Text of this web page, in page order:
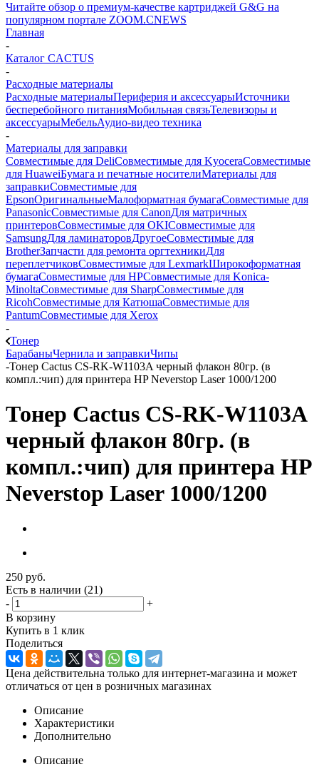
Читайте обзор о премиум-качестве картриджей G&G на
популярном портале ZOOM.CNEWS
Главная
-
Каталог CACTUS
-
Расходные материалы
Расходные материалыПериферия и аксессуарыИсточники
бесперебойного питанияМобильная связьТелевизоры и
аксессуарыМебельАудио-видео техника
-
Материалы для заправки
Совместимые для DeliСовместимые для KyoceraСовместимые
для HuaweiБумага и печатные носителиМатериалы для
заправкиСовместимые для
EpsonОригинальныеМалоформатная бумагаСовместимые для
PanasonicСовместимые для CanonДля матричных
принтеровСовместимые для OKIСовместимые для
SamsungДля ламинаторовДругоеСовместимые для
BrotherЗапчасти для ремонта оргтехникиДля
переплетчиковСовместимые для LexmarkШирокоформатная
бумагаСовместимые для HPСовместимые для Konica-
MinoltaСовместимые для SharpСовместимые для
RicohСовместимые для КатюшаСовместимые для
PantumСовместимые для Xerox
-
Тонер
БарабаныЧернила и заправкиЧипы
-Тонер Cactus CS-RK-W1103A черный флакон 80гр. (в
компл.:чип) для принтера HP Neverstop Laser 1000/1200
Тонер Cactus CS-RK-W1103A
черный флакон 80гр. (в
компл.:чип) для принтера HP
Neverstop Laser 1000/1200
250 руб.
Есть в наличии (21)
-
+
В корзину
Купить в 1 клик
Поделиться
Цена действительна только для интернет-магазина и может
отличаться от цен в розничных магазинах
Описание
Характеристики
Дополнительно
Описание